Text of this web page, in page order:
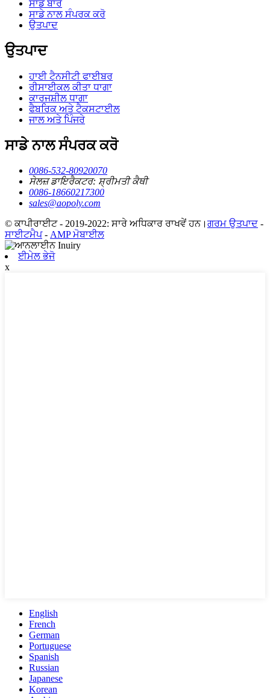
ਸਾਡੇ ਬਾਰੇ
ਸਾਡੇ ਨਾਲ ਸੰਪਰਕ ਕਰੋ
ਉਤਪਾਦ
ਉਤਪਾਦ
ਹਾਈ ਟੈਨਸੀਟੀ ਫਾਈਬਰ
ਰੀਸਾਈਕਲ ਕੀਤਾ ਧਾਗਾ
ਕਾਰਜਸ਼ੀਲ ਧਾਗਾ
ਫੈਬਰਿਕ ਅਤੇ ਟੈਕਸਟਾਈਲ
ਜਾਲ ਅਤੇ ਪਿੰਜਰੇ
ਸਾਡੇ ਨਾਲ ਸੰਪਰਕ ਕਰੋ
0086-532-80920070
ਸੇਲਜ਼ ਡਾਇਰੈਕਟਰ: ਸ਼੍ਰੀਮਤੀ ਕੈਥੀ
0086-18660217300
sales@aopoly.com
© ਕਾਪੀਰਾਈਟ - 2019-2022: ਸਾਰੇ ਅਧਿਕਾਰ ਰਾਖਵੇਂ ਹਨ। ਗਰਮ ਉਤਪਾਦ -
ਸਾਈਟਮੈਪ- AMP ਮੋਬਾਈਲ
ਈਮੇਲ ਭੇਜੋ
x
English
French
German
Portuguese
Spanish
Russian
Japanese
Korean